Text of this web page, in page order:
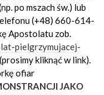
po mszach św.) lub
(+48) 660-614-
Apostolatu zob.
pielgrzymujacej-
(prosimy kliknąć w link).
ofiar
JAKO